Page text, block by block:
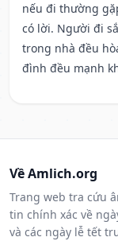
nếu đi thường
có lời. Người đi
trong nhà đều
đình đều mạnh
Về Amlich.org
Trang web tra cứu
tin chính xác về
và các ngày lễ tết